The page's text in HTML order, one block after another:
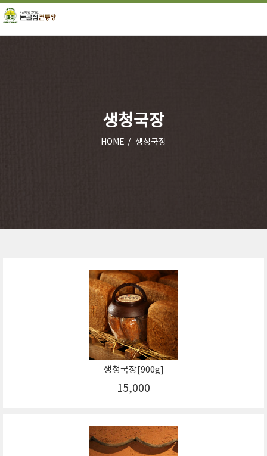
생청국장
HOME 생청국장
생청국장[900g]
15,000